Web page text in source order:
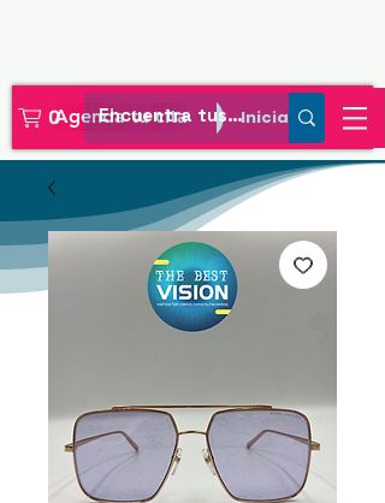
Iniciar sesión
Agenda tu cita
0